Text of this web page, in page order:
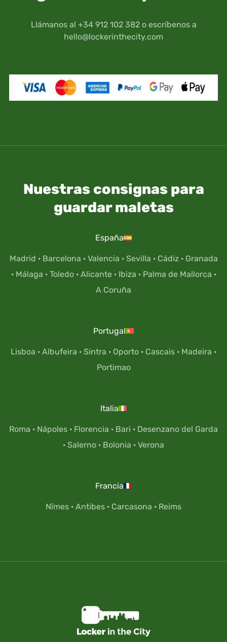
como documentación personal (Pasaporte,
Carnet de conducir, etc.), se guardan bajo tu
facilitados por Locker in the City al realizar tu
Llámanos al +34 912 102 382 o escríbenos a
hello@lockerinthecity.com
Nuestras consignas para
guardar maletas
España
Madrid · Barcelona · Valencia · Sevilla · Cádiz· Granada
· Málaga · Toledo· Alicante· Ibiza · Palma de Mallorca ·
A Coruña
Portugal
Lisboa · Albufeira · Sintra · Oporto · Cascais · Madeira ·
Portimao
Italia
Roma · Nápoles · Florencia · Bari · Desenzano del Garda
· Salerno · Bolonia · Verona
Francia
Nîmes · Antibes · Carcasona · Reims